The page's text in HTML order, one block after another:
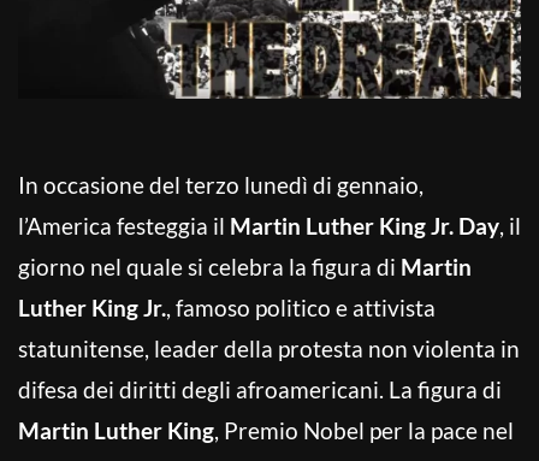
In occasione del terzo lunedì di gennaio,
l’America festeggia il Martin Luther King Jr. Day, il
giorno nel quale si celebra la figura di Martin
Luther King Jr., famoso politico e attivista
statunitense, leader della protesta non violenta in
difesa dei diritti degli afroamericani. La figura di
Martin Luther King, Premio Nobel per la pace nel